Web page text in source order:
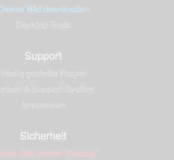
Bild downloaden
Support
Sicherheit
Bild melden (Abuse)